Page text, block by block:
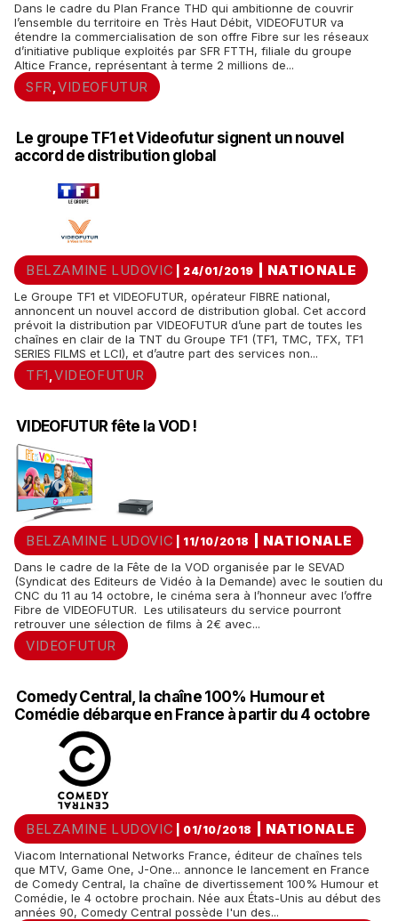
Dans le cadre du Plan France THD qui ambitionne de couvrir
l’ensemble du territoire en Très Haut Débit, VIDEOFUTUR va
étendre la commercialisation de son offre Fibre sur les réseaux
d’initiative publique exploités par SFR FTTH, filiale du groupe
Altice France, représentant à terme 2 millions de...
SFR,VIDEOFUTUR
Le groupe TF1 et Videofutur signent un nouvel
accord de distribution global
BELZAMINE LUDOVIC | 24/01/2019 NATIONALE
Le Groupe TF1 et VIDEOFUTUR, opérateur FIBRE national,
annoncent un nouvel accord de distribution global. Cet accord
prévoit la distribution par VIDEOFUTUR d’une part de toutes les
chaînes en clair de la TNT du Groupe TF1 (TF1, TMC, TFX, TF1
SERIES FILMS et LCI), et d’autre part des services non...
TF1 ,VIDEOFUTUR
VIDEOFUTUR fête la VOD !
BELZAMINE LUDOVIC | 11/10/2018 NATIONALE
Dans le cadre de la Fête de la VOD organisée par le SEVAD
(Syndicat des Editeurs de Vidéo à la Demande) avec le soutien du
CNC du 11 au 14 octobre, le cinéma sera à l’honneur avec l’offre
Fibre de VIDEOFUTUR. Les utilisateurs du service pourront
retrouver une sélection de films à 2€ avec...
VIDEOFUTUR
Comedy Central, la chaîne 100% Humour et
Comédie débarque en France à partir du 4 octobre
BELZAMINE LUDOVIC | 01/10/2018 NATIONALE
Viacom International Networks France, éditeur de chaînes tels
que MTV, Game One, J-One... annonce le lancement en France
de Comedy Central, la chaîne de divertissement 100% Humour et
Comédie, le 4 octobre prochain. Née aux États-Unis au début des
années 90, Comedy Central possède l'un des...